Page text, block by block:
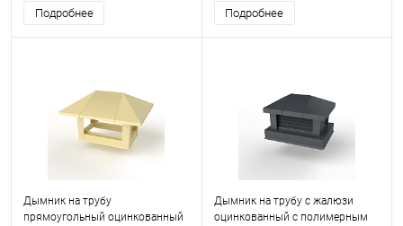
Подробнее Подробнее
Дымник на трубу
прямоугольный оцинкованный
Дымник на трубу с жалюзи
оцинкованный с полимерным